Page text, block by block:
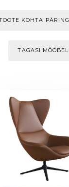
KOHTA PÄRING
TAGASI MÖÖBEL